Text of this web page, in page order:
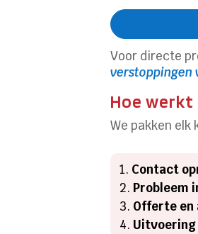
Voor directe
verstoppingen
Hoe werkt
We pakken
Contact
Probleem
Offerte en